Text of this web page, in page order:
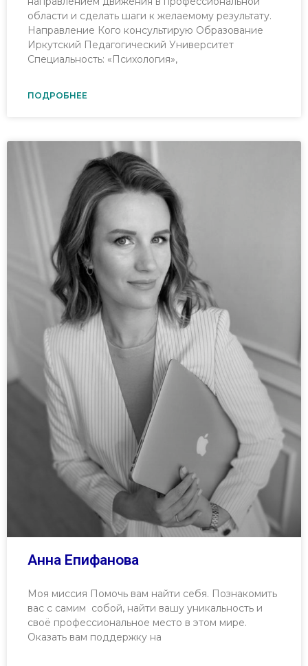
области и сделать шаги к желаемому результату.
Направление Кого консультирую Образование
Иркутский Педагогический Университет
Специальность: «Психология»,
ПОДРОБНЕЕ
Анна Епифанова
Моя миссия Помочь вам найти себя. Познакомить
вас с самим собой, найти вашу уникальность и
своё профессиональное место в этом мире.
Оказать вам поддержку на